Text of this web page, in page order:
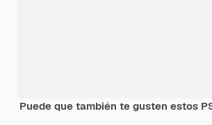
Puede que también te gusten estos